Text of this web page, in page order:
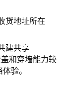
货地址所在
建共享
和穿墙能力较
验。